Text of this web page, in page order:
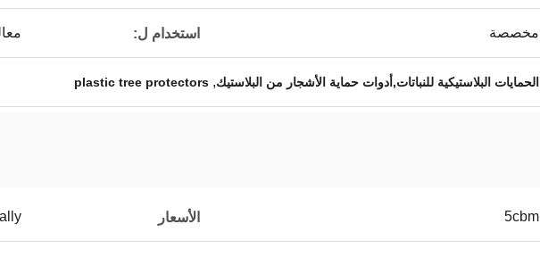
مخصصة استخدام ل:
الحمايات البلاستيكية للنباتات,أدوات حماية الأشجار من البلاستيك,
plastic tree protectors
5cbm الأسعار